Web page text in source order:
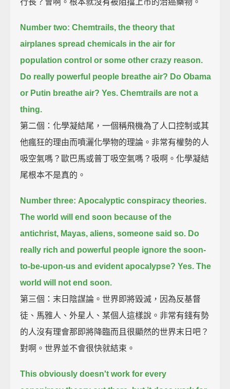
Number two: Chemtrails, the theory that
airplanes spread chemicals in the air for
population control or some other crazy reason.
Do really powerful people breathe air? Do Obama
or Putin breathe air? Yes. Chemtrails are not a
thing.
第二個：化學凝結尾，一個稱飛機為了人口控制或其
他瘋狂的理由而噴灑化學物的理論。非常有權勢的人
吸空氣嗎？歐巴馬或普丁吸空氣嗎？吸啊。化學凝結
尾根本不是真的。
Number three: Apocalyptic conspiracy theories.
The world will end soon because of the
antichrist, Mayas, aliens, someone said so. Do
really rich and powerful people ignore the soon-
to-be-upon-us and evident apocalypse? Yes. The
world will not end soon.
第三個：末日陰謀論。世界即將毀滅，因為反基督
徒、馬雅人、外星人、某個人這樣說。非常有錢有勢
的人沒有理會那即將降臨而且很顯然的世界末日吧？
對啊。世界並不會很快就結束。
This obviously doesn't work for every